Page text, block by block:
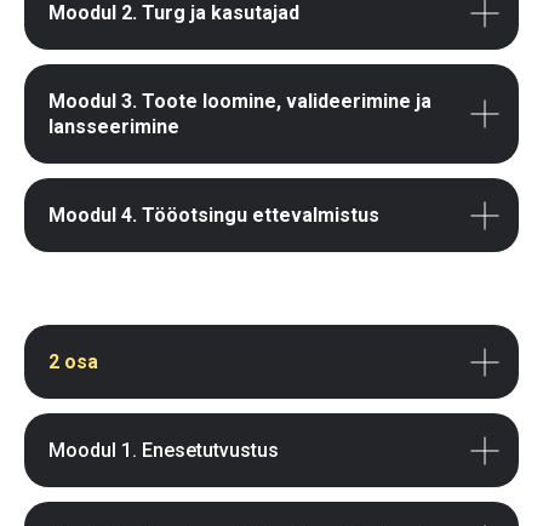
Moodul 2. Turg ja kasutajad
Moodul 3. Toote loomine, valideerimine ja
lansseerimine
Moodul 4. Tööotsingu ettevalmistus
2 osa
Moodul 1. Enesetutvustus